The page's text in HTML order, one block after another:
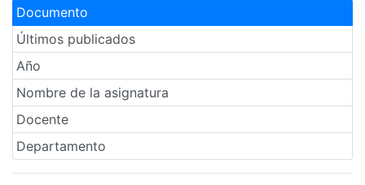
Documento
Últimos publicados
Año
Nombre de la asignatura
Docente
Departamento